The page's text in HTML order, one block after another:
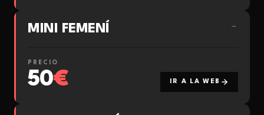
MINI FEMENÍ →
PRECIO
50€ IR A LA WEB